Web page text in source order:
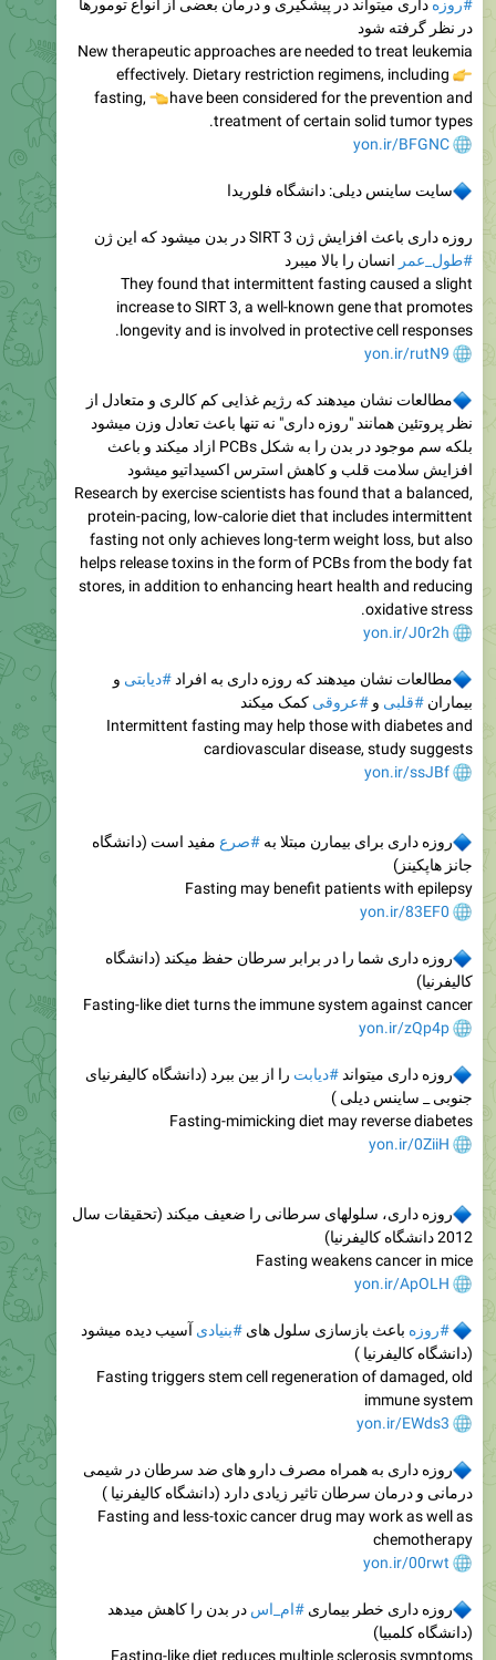
#روزه داری میتواند در پیشگیری و درمان بعضی از انواع تومورها
در نظر گرفته شود
New therapeutic approaches are needed to treat leukemia
effectively. Dietary restriction regimens, including
fasting,👈
have been considered for the prevention and
treatment of certain solid tumor types.
yon.ir/BFGNC
سایت ساینس دیلی: دانشگاه فلوریدا
روزه داری باعث افزایش ژن SIRT 3 در بدن میشود که این ژن
#طول_عمر انسان را بالا میبرد
They found that intermittent fasting caused a slight
increase to SIRT 3, a well-known gene that promotes
longevity and is involved in protective cell responses.
yon.ir/rutN9
مطالعات نشان میدهند که رژیم غذایی کم کالری و متعادل از
نظر پروتئین همانند "روزه داری" نه تنها باعث تعادل وزن میشود
بلکه سم موجود در بدن را به شکل PCBs ازاد میکند و باعث
افزایش سلامت قلب و کاهش استرس اکسیداتیو میشود
Research by exercise scientists has found that a balanced,
protein-pacing, low-calorie diet that includes intermittent
fasting not only achieves long-term weight loss, but also
helps release toxins in the form of PCBs from the body fat
stores, in addition to enhancing heart health and reducing
oxidative stress.
yon.ir/J0r2h
مطالعات نشان میدهند که روزه داری به افراد#دیابتی و
بیماران #قلبی و #عروقی کمک میکند
Intermittent fasting may help those with diabetes and
cardiovascular disease, study suggests
yon.ir/ssJBf
روزه داری برای بیمارن مبتلا به#صرع مفید است (دانشگاه
جانز هاپکینز)
Fasting may benefit patients with epilepsy
yon.ir/83EF0
روزه داری شما را در برابر سرطان حفظ میکند (دانشگاه
کالیفرنیا)
Fasting-like diet turns the immune system against cancer
yon.ir/zQp4p
روزه داری میتواند#دیابت را از بین ببرد (دانشگاه کالیفرنیای
جنوبی _ ساینس دیلی )
Fasting-mimicking diet may reverse diabetes
yon.ir/0ZiiH
روزه داری، سلولهای سرطانی را ضعیف میکند (تحقیقات سال
2012 دانشگاه کالیفرنیا)
Fasting weakens cancer in mice
yon.ir/ApOLH
#روزه باعث بازسازی سلول های#بنیادی آسیب دیده میشود
(دانشگاه کالیفرنیا )
Fasting triggers stem cell regeneration of damaged, old
immune system
yon.ir/EWds3
روزه داری به همراه مصرف دارو های ضد سرطان در شیمی
درمانی و درمان سرطان تاثیر زیادی دارد (دانشگاه کالیفرنیا )
Fasting and less-toxic cancer drug may work as well as
chemotherapy
yon.ir/00rwt
روزه داری خطر بیماری#ام_اس در بدن را کاهش میدهد
(دانشگاه کلمبیا)
Fasting-like diet reduces multiple sclerosis symptoms